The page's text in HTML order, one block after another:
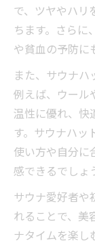
で、ツヤやハリ
ちます。さらに
や貧血の予防に
また、サウナハ
例えば、ウール
温性に優れ、快
す。サウナハッ
使い方や自分に
感できるでしょ
サウナ愛好者や
れることで、美
ナタイムを楽し